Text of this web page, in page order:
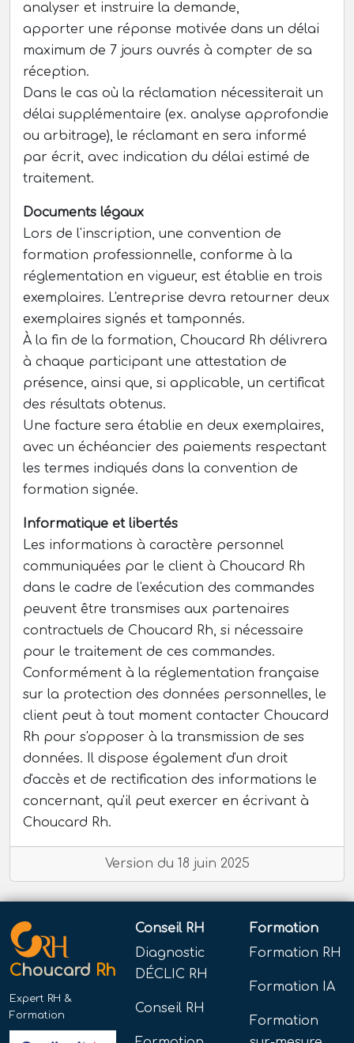
analyser et instruire la demande,
apporter une réponse motivée dans un délai
maximum de 7 jours ouvrés à compter de sa
réception.
Dans le cas où la réclamation nécessiterait un
délai supplémentaire (ex. analyse approfondie
ou arbitrage), le réclamant en sera informé
par écrit, avec indication du délai estimé de
traitement.
Documents légaux
Lors de l'inscription, une convention de
formation professionnelle, conforme à la
réglementation en vigueur, est établie en trois
exemplaires. L'entreprise devra retourner deux
exemplaires signés et tamponnés.
À la fin de la formation, Choucard Rh délivrera
à chaque participant une attestation de
présence, ainsi que, si applicable, un certificat
des résultats obtenus.
Une facture sera établie en deux exemplaires,
avec un échéancier des paiements respectant
les termes indiqués dans la convention de
formation signée.
Informatique et libertés
Les informations à caractère personnel
communiquées par le client à Choucard Rh
dans le cadre de l'exécution des commandes
peuvent être transmises aux partenaires
contractuels de Choucard Rh, si nécessaire
pour le traitement de ces commandes.
Conformément à la réglementation française
sur la protection des données personnelles, le
client peut à tout moment contacter Choucard
Rh pour s'opposer à la transmission de ses
données. Il dispose également d'un droit
d'accès et de rectification des informations le
concernant, qu'il peut exercer en écrivant à
Choucard Rh.
Version du 18 juin 2025
Choucard Rh
Expert RH &
Formation
Conseil RH
Diagnostic
DÉCLIC RH
Conseil RH
Formation
Formation RH
Formation IA
Formation